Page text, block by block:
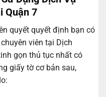
Quận 7
quyết quyết định bạn có
viên tại Dịch
gọn thủ tục nhất có
giấy tờ cơ bản sau,